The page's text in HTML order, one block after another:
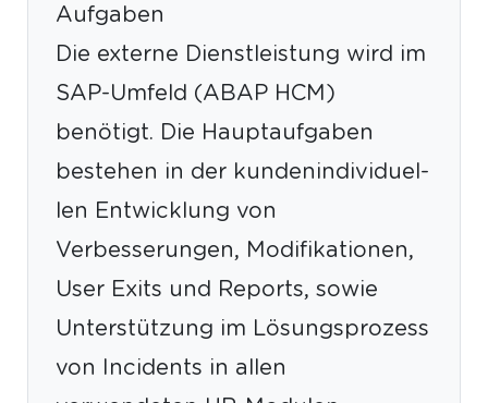
Aufgaben
Die externe Dienstleistung wird im
SAP-Umfeld (ABAP HCM)
benötigt. Die Hauptaufgaben
bestehen in der kundenindividuel-
len Entwicklung von
Verbesserungen, Modifikationen,
User Exits und Reports, sowie
Unterstützung im Lösungsprozess
von Incidents in allen